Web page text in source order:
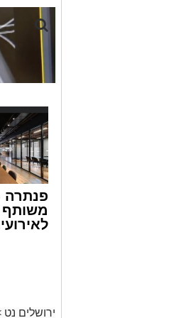
משחק תמים
פנתרה
משותף
ירושלים נט